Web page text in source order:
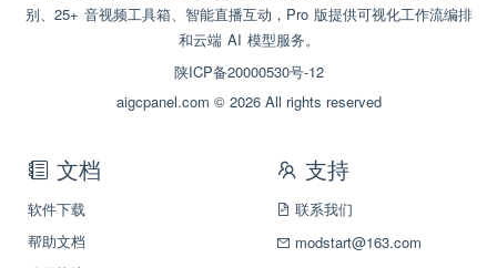
别、25+ 音视频工具箱、智能直播互动，Pro 版提供可视化工作流编排
和云端 AI 模型服务。
陕ICP备20000530号-12
aigcpanel.com © 2026 All rights reserved
文档
软件下载
帮助文档
支持
联系我们
modstart@163.com